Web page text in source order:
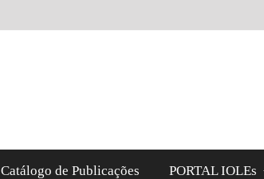
Catálogo de Publicações PORTAL IOLEs